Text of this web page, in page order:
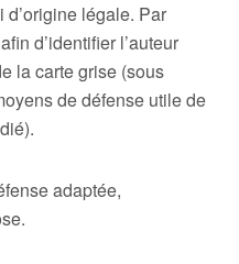
d’origine légale. Par
d’identifier l’auteur
la carte grise (sous
de défense utile de
adaptée,